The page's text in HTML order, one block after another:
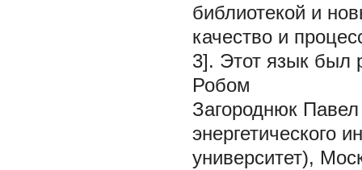
библиотекой и
качество и
3]. Этот язык был
Робом
Загороднюк
энергетического
университет),